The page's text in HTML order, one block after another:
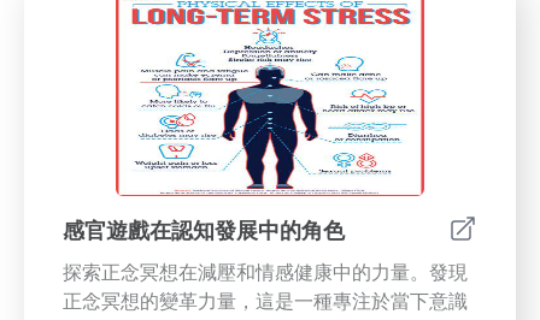
更豐富的生活體驗。通過寫日記來增強感恩意
識，認識到正念飲食的力量，並與食物建立更深
的聯繫。今天就開始您的正念生活之旅吧！
感官遊戲在認知發展中的角色
探索正念冥想在減壓和情感健康中的力量。發現
正念冥想的變革力量，這是一種專注於當下意識